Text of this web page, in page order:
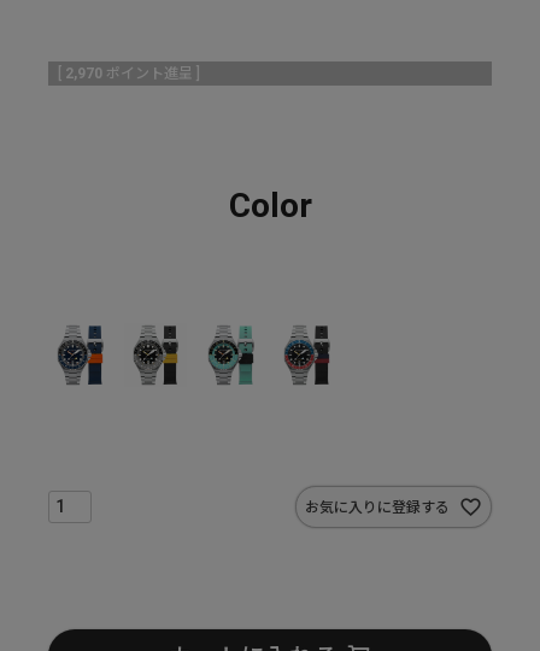
2,970 ポイント進呈 ]
Color
お気に入りに登録する